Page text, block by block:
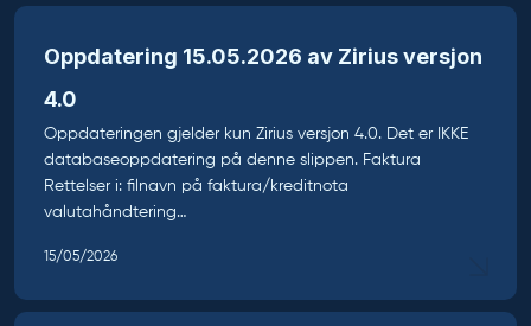
Oppdatering 15.05.2026 av Zirius versjon
4.0
Oppdateringen gjelder kun Zirius versjon 4.0. Det er IKKE
databaseoppdatering på denne slippen. Faktura
Rettelser i: filnavn på faktura/kreditnota
valutahåndtering…
15/05/2026